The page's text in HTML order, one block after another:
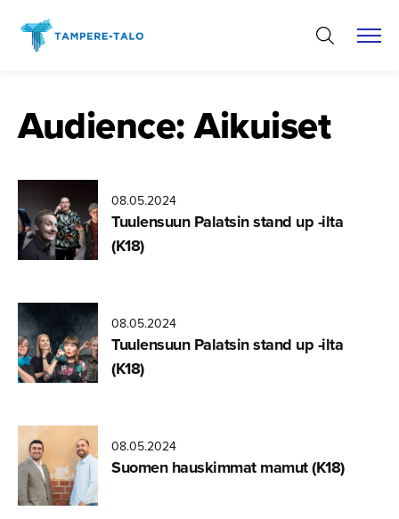
sisältöön
Audience:Aikuiset
08.05.2024
Tuulensuun Palatsin stand up -ilta
(K18)
Tomi
Haustola,
Tommi
Mujunen,
Haapala ja
Järvinen
08.05.2024
Tuulensuun Palatsin stand up -ilta
(K18)
08.05.2024
Suomen hauskimmat mamut (K18)
Mebe ja
Fabe